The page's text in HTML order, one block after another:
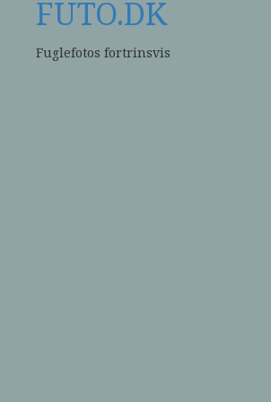
FUTO.DK
Fuglefotos fortrinsvis